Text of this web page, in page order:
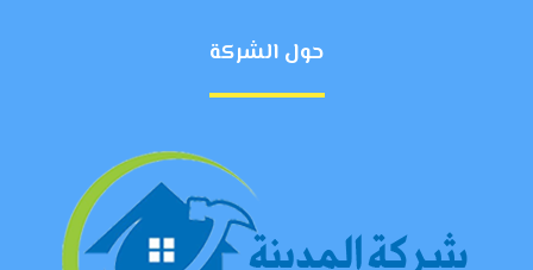
حول الشركة